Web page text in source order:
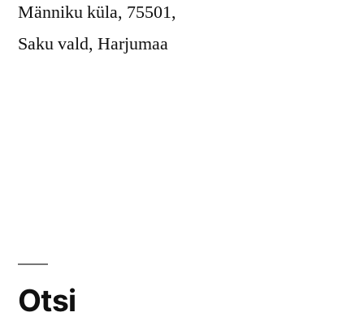
Männiku küla, 75501,
Saku vald, Harjumaa
Otsi